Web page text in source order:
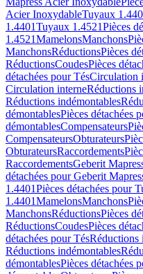
Acier InoxydableTuyaux
1.4401Tuyaux 1.4521Pièces
1.4521MamelonsManchons
ManchonsRéductionsPièces
RéductionsCoudesPièces
détachées pour TésCirculation
Circulation interneRéductions
Réductions indémontables
démontablesPièces détachées
démontablesCompensateurs
CompensateursObturateurs
ObturateursRaccordements
RaccordementsGeberit
détachées pour Geberit
1.4401Pièces détachées pour
1.4401MamelonsManchons
ManchonsRéductionsPièces
RéductionsCoudesPièces
détachées pour TésRéductions
Réductions indémontables
démontablesPièces détachées